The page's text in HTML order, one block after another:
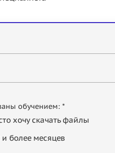
обучением: *
хочу скачать файлы
более месяцев